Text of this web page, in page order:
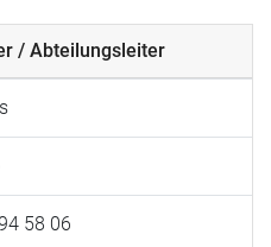
/ Abteilungsleiter
58 06